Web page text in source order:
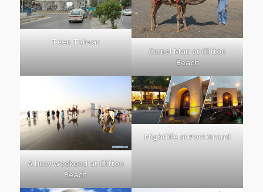
Teen Talwar
Camel Man at Clifton
Beach
A busy weekend at Clifton
Beach
Nightlife at Port Grand